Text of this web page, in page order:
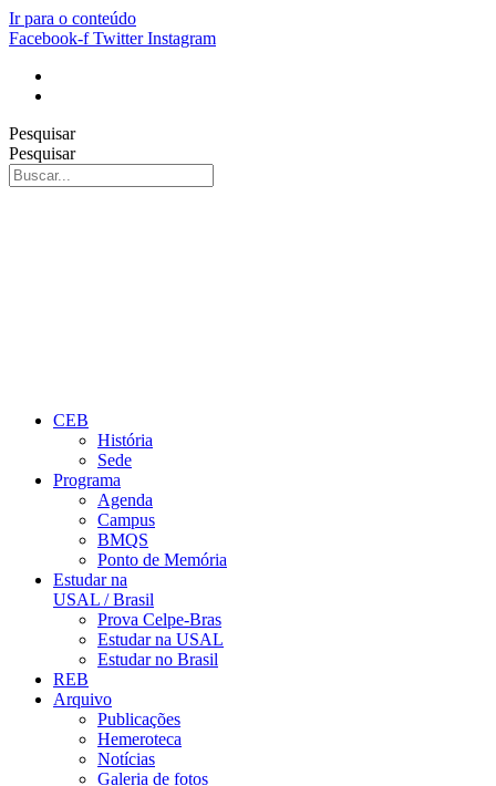
Ir para o conteúdo
Facebook-f Twitter Instagram
Pesquisar
Pesquisar
CEB
História
Sede
Programa
Agenda
Campus
BMQS
Ponto de Memória
Estudar na
USAL / Brasil
Prova Celpe-Bras
Estudar na USAL
Estudar no Brasil
REB
Arquivo
Publicações
Hemeroteca
Notícias
Galeria de fotos